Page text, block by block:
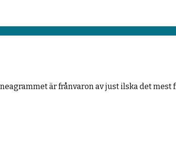
är frånvaron av just ilska det mest